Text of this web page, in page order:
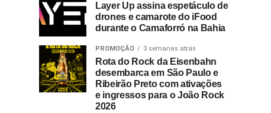
Layer Up assina espetáculo de
drones e camarote do iFood
durante o Camaforró na Bahia
PROMOÇÃO 3 semanas atrás
Rota do Rock da Eisenbahn
desembarca em São Paulo e
Ribeirão Preto com ativações
e ingressos para o João Rock
2026